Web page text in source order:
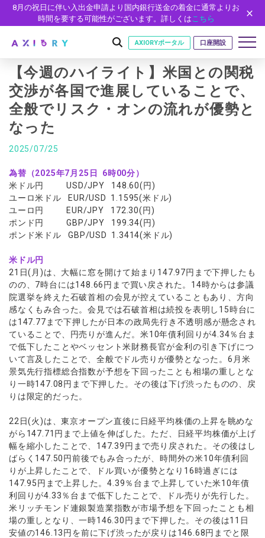
8月の祝日に伴い入出金申請より国内銀行送金の着金に通常よりお
時間を要する可能性がございます。詳しくはこちら
はじめに
はじめに
ライセンス
取引
取引商品
FX（通貨ペア）
現物株式
ETF
株式CFD
エネルギーCFD
貴金属CFD
ソフトコモディティCFD
NEW
バトルCFD
取引条件
スプレッド・手数料
ゼロカットとロスカット
スワップとロールオーバー
入出金方法
約定率
取引時間
取引計算シミュレーター
注文執行ポリシー
経済指標・予測カレンダー
休眠口座と凍結口座
口座の種類
口座タイプ
法人のお客様
ゼロ口座
NEW
ウォレット口座
NEW
口座開設
口座開設フォーム
必要書類
開設方法
プラットフォーム
プラットフォーム
MT5
MT4
cTrader
AXIORYアプリ
AXIORYポータル
ツール
MT4/MT5 ヒストリカルデータ
EA(エキスパートアドバイザー)
カスタムインジケーター
日本時間表示インジケータ
ストライク インジケータ
MQLシグナル
NEW
通貨インデックス
パートナー
パートナーシップ・プログラム
特別・VIPプログラム
ニュース
お知らせ
マーケットニュース
コーポレートニュース
キャンペーン
トレードガイド
NEW
企業情報
会社概要
役員紹介
お問合せ
よくあるご質問
日本語
عربى
English
Русский
Español
ไทย
Tiếng Việt
口座開設する
デモ口座を開設する
法人のお客様はこちら
AXIORYポータル 口座開設
【今週のハイライト】米国との関税
交渉が各国で進展していることで、
全般でリスク・オンの流れが優勢と
なった
2025/07/25
為替（2025年7月25日 6時00分）
米ドル円 USD/JPY 148.60(円)
ユーロ米ドル EUR/USD 1.1595(米ドル)
ユーロ円 EUR/JPY 172.30(円)
ポンド円 GBP/JPY 199.34(円)
ポンド米ドル GBP/USD 1.3414(米ドル)
米ドル円
21日(月)は、大幅に窓を開けて始まり147.97円まで下押したも
のの、7時台には148.66円まで買い戻された。14時からは参議
院選挙を終えた石破首相の会見が控えていることもあり、方向
感なくもみ合った。会見では石破首相は続投を表明し15時台に
は147.77まで下押したが日本の政局先行き不透明感が懸念され
ていることで、円売りが進んだ。米10年債利回りが4.34％台ま
で低下したことやベッセント米財務長官が金利の引き下げにつ
いて言及したことで、全般でドル売りが優勢となった。6月米
景気先行指標総合指数が予想を下回ったことも相場の重しとな
り一時147.08円まで下押した。その後は下げ渋ったものの、戻
りは限定的だった。
22日(火)は、東京オープン直後に日経平均株価の上昇を眺めな
がら147.71円まで上値を伸ばした。ただ、日経平均株価が上げ
幅を縮小したことで、147.39円まで売り戻された。その後はし
ばらく147.50円前後でもみ合ったが、時間外の米10年債利回
りが上昇したことで、ドル買いが優勢となり16時過ぎには
147.95円まで上昇した。4.39％台まで上昇していた米10年債
利回りが4.33％台まで低下したことで、ドル売りが先行した。
米リッチモンド連銀製造業指数が市場予想を下回ったことも相
場の重しとなり、一時146.30円まで下押した。その後は11日
安値の146.13円を前に下げ渋ったが戻りは146.68円までと限